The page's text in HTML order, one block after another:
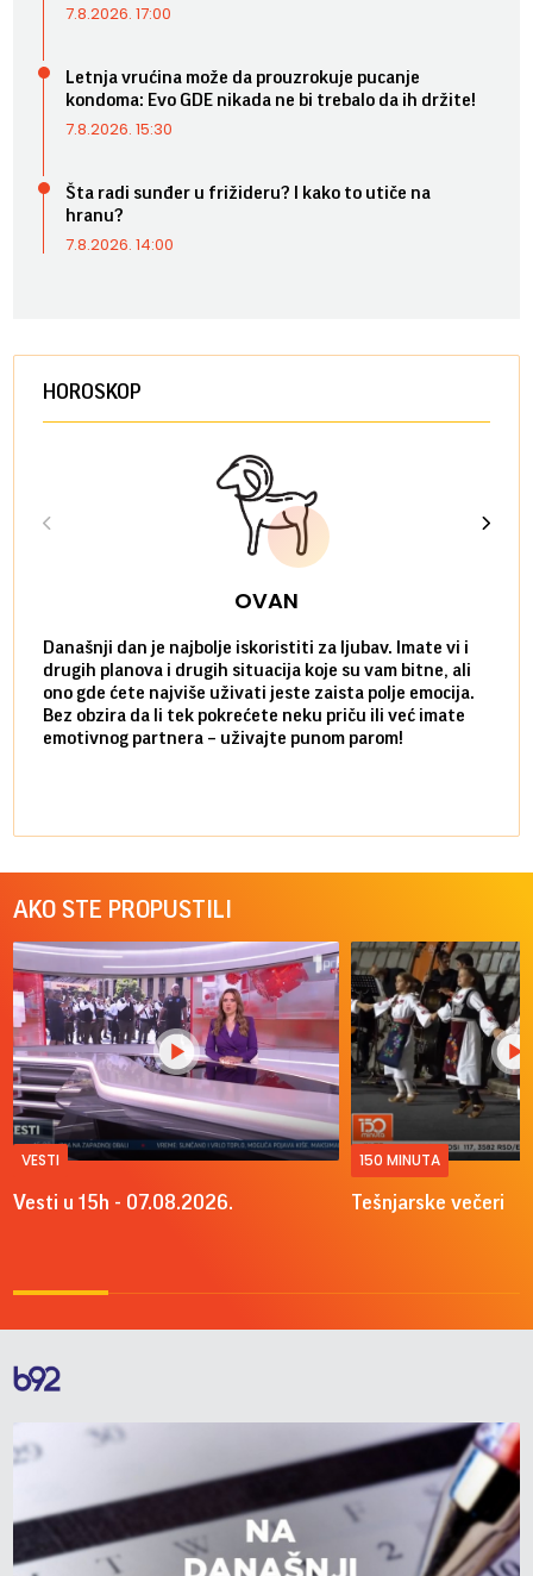
7.8.2026. 17:00
Letnja vrućina može da prouzrokuje pucanje
kondoma: Evo GDE nikada ne bi trebalo da ih držite!
7.8.2026. 15:30
Šta radi sunđer u frižideru? I kako to utiče na
hranu?
7.8.2026. 14:00
HOROSKOP
OVAN
Današnji dan je najbolje iskoristiti za ljubav. Imate vi i
drugih planova i drugih situacija koje su vam bitne, ali
ono gde ćete najviše uživati jeste zaista polje emocija.
Bez obzira da li tek pokrećete neku priču ili već imate
emotivnog partnera – uživajte punom parom!
AKO STE PROPUSTILI
VESTI
Vesti u 15h - 07.08.2026.
150 MINUTA
Tešnjarske večeri